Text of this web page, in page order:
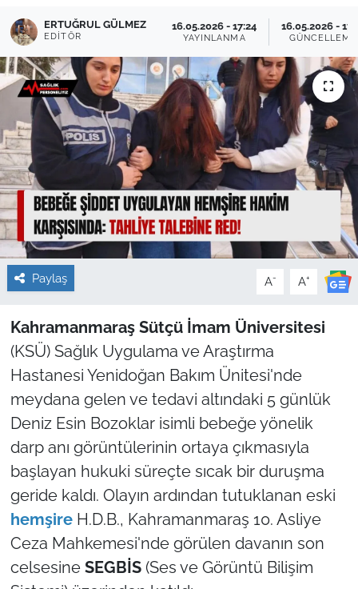
ERTUĞRUL GÜLMEZ
EDITÖR
16.05.2026 - 17:24
YAYINLANMA
16.05.2026 -
GÜNCELLEME
Paylaş A- A+
Kahramanmaraş Sütçü İmam Üniversitesi
(KSÜ) Sağlık Uygulama ve Araştırma
Hastanesi Yenidoğan Bakım Ünitesi'nde
meydana gelen ve tedavi altındaki 5 günlük
Deniz Esin Bozoklar isimli bebeğe yönelik
darp anı görüntülerinin ortaya çıkmasıyla
başlayan hukuki süreçte sıcak bir duruşma
geride kaldı. Olayın ardından tutuklanan eski
hemşireH.D.B., Kahramanmaraş 10. Asliye
Ceza Mahkemesi'nde görülen davanın son
celsesine SEGBİS(Ses ve Görüntü Bilişim
Kamu Alımları